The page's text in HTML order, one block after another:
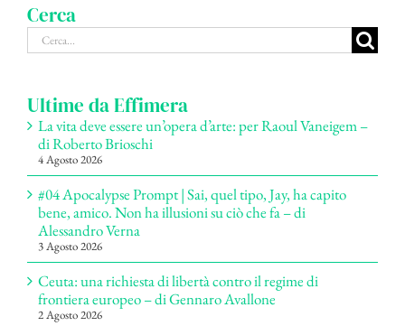
Cerca
Cerca
per:
Ultime da Effimera
La vita deve essere un’opera d’arte: per Raoul Vaneigem –
di Roberto Brioschi
4 Agosto 2026
#04 Apocalypse Prompt | Sai, quel tipo, Jay, ha capito
bene, amico. Non ha illusioni su ciò che fa – di
Alessandro Verna
3 Agosto 2026
Ceuta: una richiesta di libertà contro il regime di
frontiera europeo – di Gennaro Avallone
2 Agosto 2026